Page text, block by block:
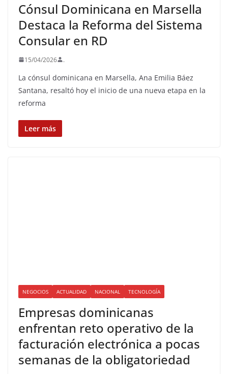
Cónsul Dominicana en Marsella
Destaca la Reforma del Sistema
Consular en RD
15/04/2026 .
La cónsul dominicana en Marsella, Ana Emilia Báez
Santana, resaltó hoy el inicio de una nueva etapa en la
reforma
Leer más
NEGOCIOS ACTUALIDAD NACIONAL TECNOLOGÍA
Empresas dominicanas
enfrentan reto operativo de la
facturación electrónica a pocas
semanas de la obligatoriedad